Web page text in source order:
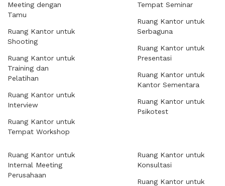
Meeting dengan
Tamu
Ruang Kantor untuk
Shooting
Ruang Kantor untuk
Training dan
Pelatihan
Ruang Kantor untuk
Interview
Ruang Kantor untuk
Tempat Workshop
Tempat Seminar
Ruang Kantor untuk
Serbaguna
Ruang Kantor untuk
Presentasi
Ruang Kantor untuk
Kantor Sementara
Ruang Kantor untuk
Psikotest
Ruang Kantor untuk
Internal Meeting
Perusahaan
Ruang Kantor untuk
Konsultasi
Ruang Kantor untuk